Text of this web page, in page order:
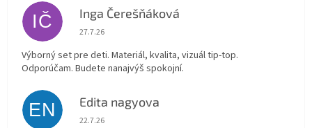
IČ Inga Čerešňáková
Hodnotenie obchodu je 5 z 5 hviezdičiek.
27.7.26
Výborný set pre deti. Materiál, kvalita, vizuál tip-top.
Odporúčam. Budete nanajvýš spokojní.
EN Edita nagyova
Hodnotenie obchodu je 5 z 5 hviezdičiek.
22.7.26